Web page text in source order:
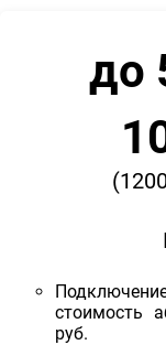
до
стоимость
руб.